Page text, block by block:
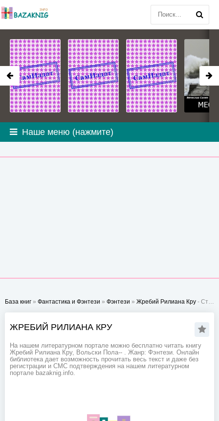
Наше меню (нажмите)
База книг » Фантастика и Фэнтези » Фэнтези » Жребий Рилиана Кру - Стр. 1
ЖРЕБИЙ РИЛИАНА КРУ
На нашем литературном портале можно бесплатно читать книгу
Жребий Рилиана Кру, Вольски Пола-- . Жанр: Фэнтези. Онлайн
библиотека дает возможность прочитать весь текст и даже без
регистрации и СМС подтверждения на нашем литературном
портале bazaknig.info.